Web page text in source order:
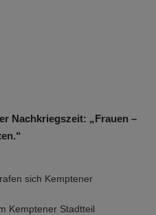
Nachkriegszeit: „Frauen –
sich Kemptener
Kemptener Stadtteil